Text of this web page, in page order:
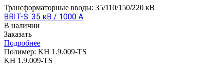
Трансформаторные вводы: 35/110/150/220 кВ
BRIT-S: 35 кВ / 1000 А
В наличии
Заказать
Подробнее
Полимер: KH 1.9.009-TS
KH 1.9.009-TS